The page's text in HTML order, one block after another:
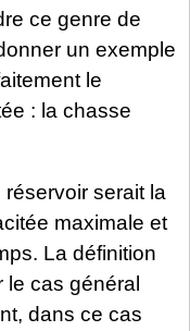
ce genre de
un exemple
le
: la chasse
serait la
maximale et
La définition
cas général
dans ce cas